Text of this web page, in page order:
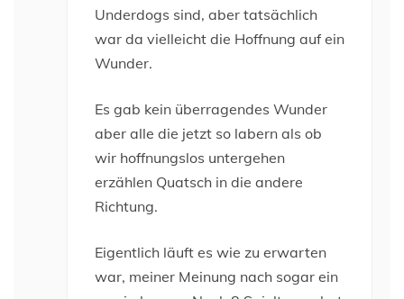
Underdogs sind, aber tatsächlich
war da vielleicht die Hoffnung auf ein
Wunder.
Es gab kein überragendes Wunder
aber alle die jetzt so labern als ob
wir hoffnungslos untergehen
erzählen Quatsch in die andere
Richtung.
Eigentlich läuft es wie zu erwarten
war, meiner Meinung nach sogar ein